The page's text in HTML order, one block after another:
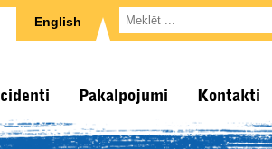
English
Pakalpojumi Kontakti